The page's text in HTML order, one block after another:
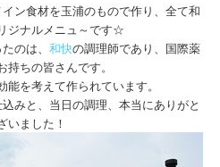
ン食材を玉浦のもので作り、全て和
ジナルメニュ～です☆
のは、 和快の調理師であり、国際薬
持ちの皆さんです。
を考えて作られています。
みと、当日の調理、本当にありがと
いました！